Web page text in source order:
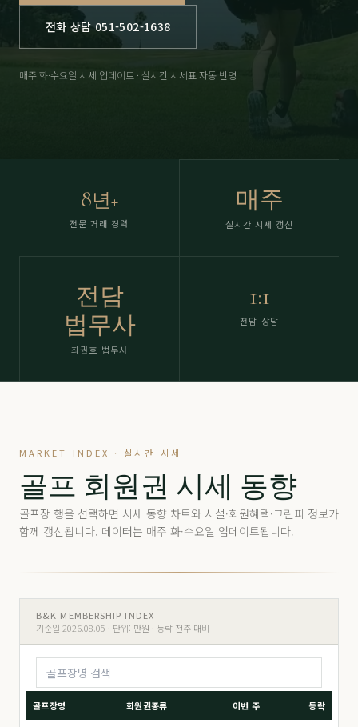
전화 상담 051-502-1638
매주 화·수요일 시세 업데이트 · 실시간 시세표 자동 반영
8년+
전문 거래 경력
매주
실시간 시세 갱신
전담
법무사
최권호 법무사
1:1
전담 상담
MARKET INDEX · 실시간 시세
골프 회원권 시세 동향
골프장 행을 선택하면 시세 동향 차트와 시설·회원혜택·그린피 정보가
함께 갱신됩니다. 데이터는 매주 화·수요일 업데이트됩니다.
B&K MEMBERSHIP INDEX
기준일 2026.08.05 · 단위: 만원 · 등락 전주 대비
골프장명 회원권종류 이번 주 등락